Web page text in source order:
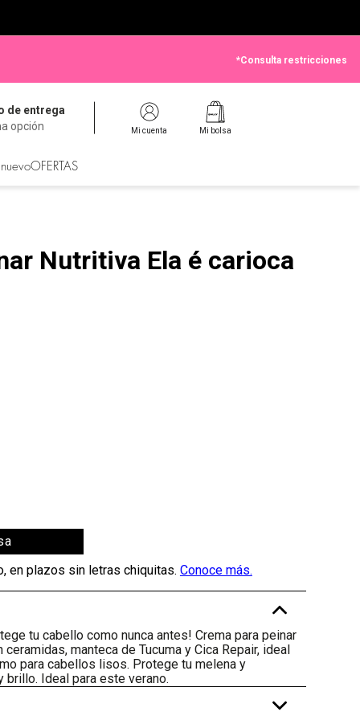
*Consulta restricciones
de entrega
opción
Mi cuenta Mi bolsa
OFERTAS
Nutritiva Ela é carioca
-
tu cabello como nunca antes! Crema para peinar
manteca de Tucuma y Cica Repair, ideal
para cabellos lisos. Protege tu melena y
brillo. Ideal para este verano.
+